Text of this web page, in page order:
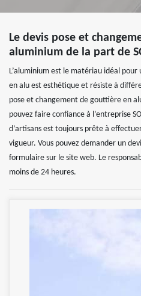
Le devis pose et
aluminium de la part de
L’aluminium est le matériau idéal
en alu est esthétique et résiste à
pose et changement de gouttière en
pouvez faire confiance à l’entreprise
d’artisans est toujours prête à
vigueur. Vous pouvez demander un
formulaire sur le site web. Le
moins de 24 heures.